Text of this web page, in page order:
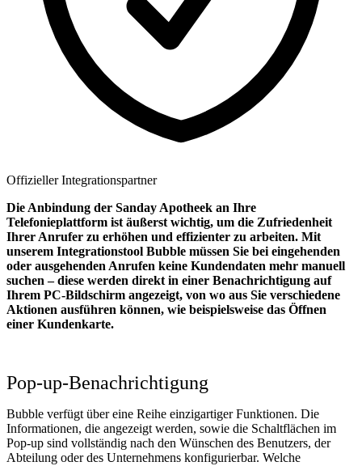
Offizieller Integrationspartner
Die Anbindung der Sanday Apotheek an Ihre
Telefonieplattform ist äußerst wichtig, um die Zufriedenheit
Ihrer Anrufer zu erhöhen und effizienter zu arbeiten. Mit
unserem Integrationstool Bubble müssen Sie bei eingehenden
oder ausgehenden Anrufen keine Kundendaten mehr manuell
suchen – diese werden direkt in einer Benachrichtigung auf
Ihrem PC‑Bildschirm angezeigt, von wo aus Sie verschiedene
Aktionen ausführen können, wie beispielsweise das Öffnen
einer Kundenkarte.
Pop-up-Benachrichtigung
Bubble verfügt über eine Reihe einzigartiger Funktionen. Die
Informationen, die angezeigt werden, sowie die Schaltflächen im
Pop-up sind vollständig nach den Wünschen des Benutzers, der
Abteilung oder des Unternehmens konfigurierbar. Welche